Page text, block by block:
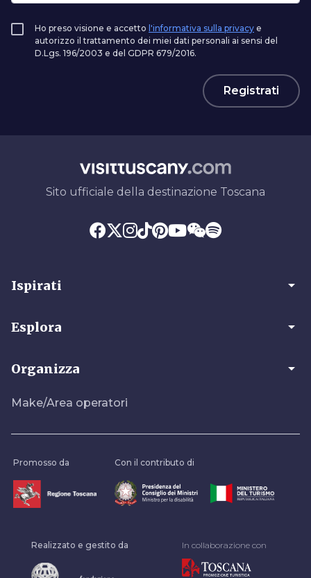
Ho preso visione e accetto l'informativa sulla privacy e
autorizzo il trattamento dei miei dati personali ai sensi del
D.Lgs. 196/2003 e del GDPR 679/2016.
Registrati
Sito ufficiale della destinazione Toscana
Ispirati arrow_drop_down
Esplora arrow_drop_down
Organizza arrow_drop_down
Make/Area operatori
Promosso da Con il contributo di
Realizzato e gestito da In collaborazione con